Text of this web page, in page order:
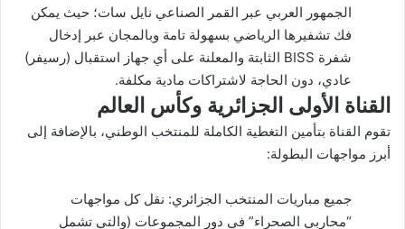
الجمهور العربي عبر القمر الصناعي نايل سات؛ حيث يمكن
فك تشفيرها الرياضي بسهولة تامة وبالمجان عبر إدخال
شفرة BISS الثابتة والمعلنة على أي جهاز استقبال (رسيفر)
عادي، دون الحاجة لاشتراكات مادية مكلفة.
القناة الأولى الجزائرية وكأس العالم
تقوم القناة بتأمين التغطية الكاملة للمنتخب الوطني، بالإضافة إلى
أبرز مواجهات البطولة:
جميع مباريات المنتخب الجزائري: نقل كل مواجهات
“محاربي الصحراء” في دور المجموعات (والتي تشمل